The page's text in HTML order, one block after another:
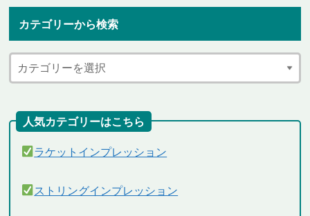
カテゴリーから検索
人気カテゴリーはこちら
ラケットインプレッション
ストリングインプレッション